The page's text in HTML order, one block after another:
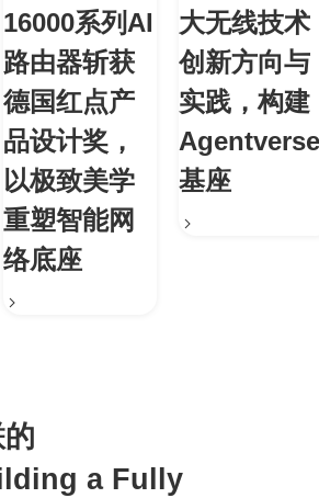
16000系列AI
路由器斩获
德国红点产
品设计奖，
以极致美学
重塑智能网
络底座
大无线技术
创新方向与
实践，构建
Agentverse
基座
a Fully